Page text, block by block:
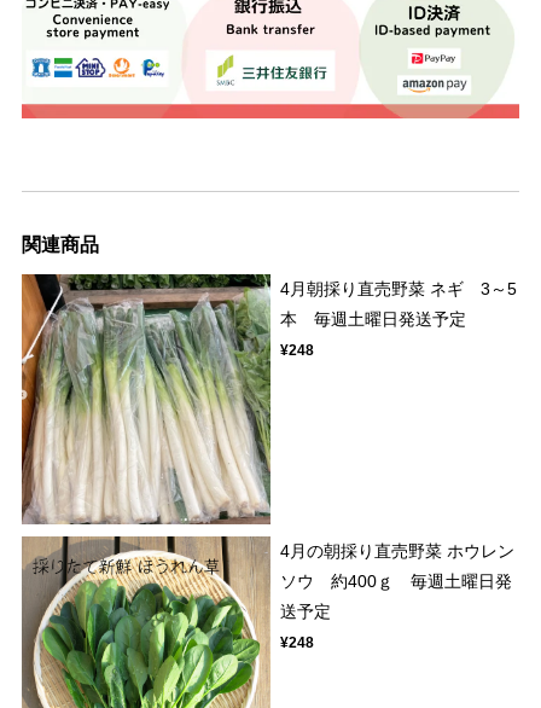
関連商品
4月朝採り直売野菜 ネギ 3～5
本 毎週土曜日発送予定
¥248
4月の朝採り直売野菜 ホウレン
ソウ 約400ｇ 毎週土曜日発
送予定
¥248